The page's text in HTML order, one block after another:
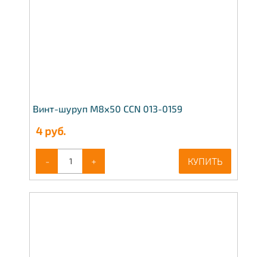
Винт-шуруп М8х50 CCN 013-0159
4руб.
- + КУПИТЬ